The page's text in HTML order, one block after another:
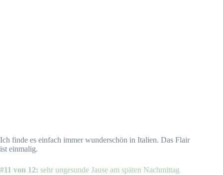
Ich finde es einfach immer wunderschön in Italien. Das Flair
ist einmalig.
#11 von 12: sehr ungesunde Jause am späten Nachmittag